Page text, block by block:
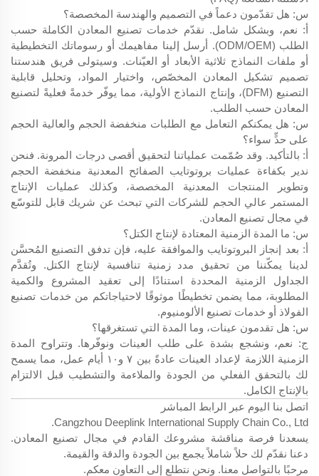
س: هل تقدّمون دعماً في التصميم والهندسة المخصصة؟
أ: نعم، وبشكل شامل. نقدّم خدمات تصنيع المعادن الكاملة حسب
الطلب (ODM/OEM). أرسل إلينا مفاهيمك أو رسوماتك التخطيطية
أو ملفات النماذج ثلاثية الأبعاد أو العيّنات. وسيتولى فريق هندستنا
تصميم تشكيل المعادن المخصّص، واختيار المواد، وتحليل قابلية
التصنيع (DFM)، وإنتاج النماذج الأولية، مما يوفّر خدمةً فعليةً لتصنيع
المعادن حسب الطلب.
س: هل يمكنكم التعامل مع الطلبات منخفضة الحجم والعالية الحجم
على حدٍّ سواء؟
أ: بالتأكيد. وقد صُمّمت عملياتنا لتحقيق أقصى درجات المرونة. فنحن
ندير بكفاءة عمليات بروتوتايب الصفائح المعدنية منخفضة الحجم
وتطوير المنتجات المعدنية المخصصة، وكذلك عمليات الإنتاج
المستمر عالي الحجم للشركات التي تبحث عن شريك قابل للتوسّع
في مجال تصنيع المعادن.
س: ما المدة الزمنية المعتادة لإنتاج الكتل؟
أ: بعد إنجاز البروتوتايب والموافقة عليه، فإن تدفق التصنيع المُحسَّن
لدينا يمكّننا من تحقيق مدد زمنية تنافسية لإنتاج الكتل. وتُقدَّم
الجداول الزمنية المحددة استنادًا إلى تعقيد المشروع والكمية
المطلوبة، مما يضمن تخطيطًا موثوقًا لاحتياجاتكم من خدمات تصنيع
الفولاذ أو خدمات تصنيع الألومنيوم.
س: هل تقدمون عينات، وما المدة التي تستغرقها؟
ج: نعم، ونشجع بشدة على طلب العينات ونوفّرها. وتتراوح المدة
الزمنية اللازمة لإعداد العينات عادةً بين ٧ و١٠ أيام عمل، مما يسمح
لك بالتحقق الفعلي من الجودة والملاءمة والتشطيب قبل الالتزام
بالإنتاج الكامل.
اتصل بنا اليوم عبر الرابط المباشر
Cangzhou Deeplink International Supply Chain Co., Ltd.
يسعدنا فرصة مناقشة مشروعك القادم في مجال تصنيع المعادن.
دعنا نقدّم لك حلاً شاملاً يجمع بين الجودة والدقة والقيمة.
مرحبًا بالتواصل معنا. ونحن نتطلع إلى التعاون معكم.